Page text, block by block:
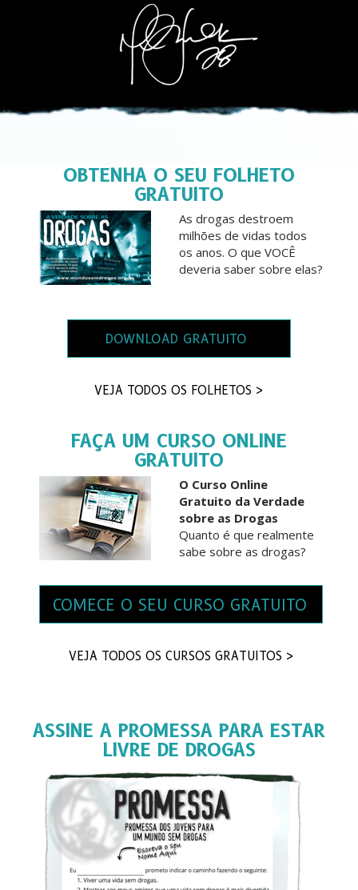
OBTENHA O SEU FOLHETO
GRATUITO
As drogas destroem
milhões de vidas todos
os anos. O que VOCÊ
deveria saber sobre elas?
DOWNLOAD GRATUITO
VEJA TODOS OS FOLHETOS >
FAÇA UM CURSO ONLINE
GRATUITO
O Curso Online
Gratuito da Verdade
sobre as Drogas
Quanto é que realmente
sabe sobre as drogas?
COMECE O SEU CURSO GRATUITO
VEJA TODOS OS CURSOS GRATUITOS >
ASSINE A PROMESSA PARA ESTAR
LIVRE DE DROGAS